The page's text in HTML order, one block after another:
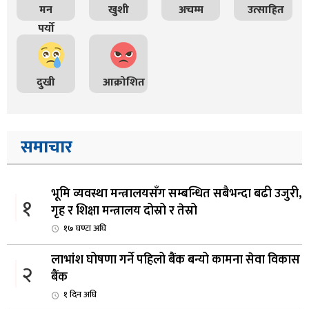
मन
पर्यो
खुशी अचम्म उत्साहित
दुखी आक्रोशित
समाचार
१
भूमि व्यवस्था मन्त्रालयसँग सम्बन्धित सबैभन्दा बढी उजुरी,
गृह र शिक्षा मन्त्रालय दोस्रो र तेस्रो
१७ घण्टा अघि
२
लाभांश घोषणा गर्ने पहिलो बैंक बन्यो कामना सेवा विकास
बैंक
१ दिन अघि